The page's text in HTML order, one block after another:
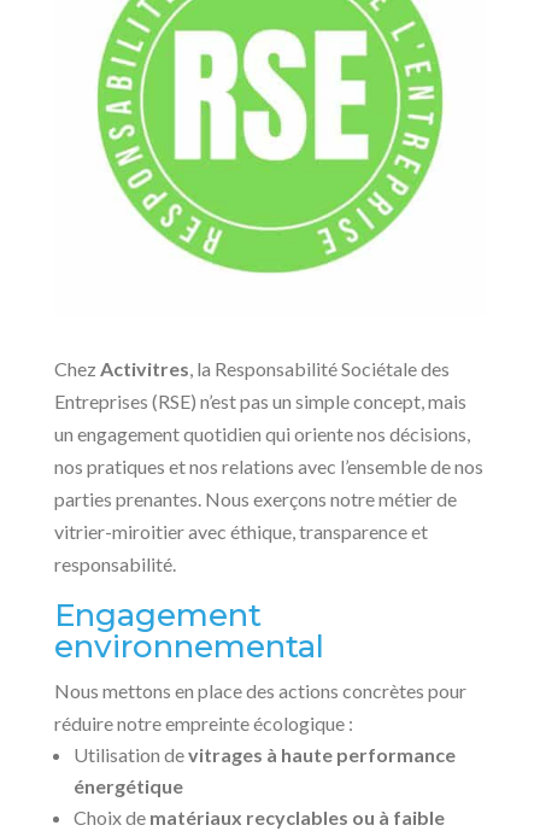
Chez Activitres, la Responsabilité Sociétale des
Entreprises (RSE) n’est pas un simple concept, mais
un engagement quotidien qui oriente nos décisions,
nos pratiques et nos relations avec l’ensemble de nos
parties prenantes. Nous exerçons notre métier de
vitrier-miroitier avec éthique, transparence et
responsabilité.
Engagement
environnemental
Nous mettons en place des actions concrètes pour
réduire notre empreinte écologique :
Utilisation devitrages à haute performance
énergétique
Choix de matériaux recyclables ou à faible